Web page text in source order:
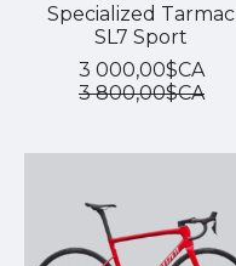
Specialized Tarmac
SL7 Sport
3 000,00$CA
3 800,00$CA